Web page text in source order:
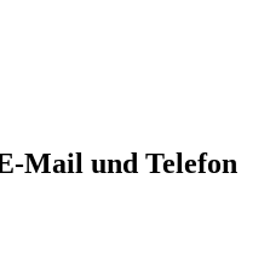
Mail und Telefon